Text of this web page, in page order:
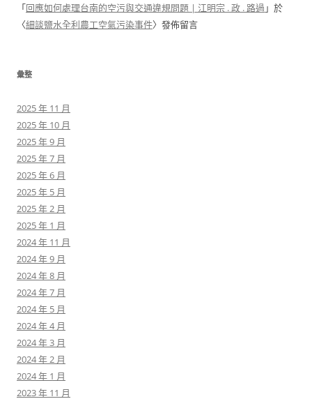
「回應如何處理台南的空污與交通違規問題 | 江明宗 . 政 . 路過 」於
〈細談鹽水全利農工空氣污染事件〉發佈留言
彙整
2025 年 11 月
2025 年 10 月
2025 年 9 月
2025 年 7 月
2025 年 6 月
2025 年 5 月
2025 年 2 月
2025 年 1 月
2024 年 11 月
2024 年 9 月
2024 年 8 月
2024 年 7 月
2024 年 5 月
2024 年 4 月
2024 年 3 月
2024 年 2 月
2024 年 1 月
2023 年 11 月